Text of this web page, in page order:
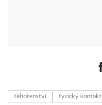
těhotenství fyzický kontakt